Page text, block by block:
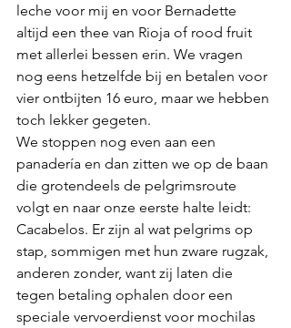
leche voor mij en voor Bernadette
altijd een thee van Rioja of rood fruit
met allerlei bessen erin. We vragen
nog eens hetzelfde bij en betalen voor
vier ontbijten 16 euro, maar we hebben
toch lekker gegeten.
We stoppen nog even aan een
panadería en dan zitten we op de baan
die grotendeels de pelgrimsroute
volgt en naar onze eerste halte leidt:
Cacabelos. Er zijn al wat pelgrims op
stap, sommigen met hun zware rugzak,
anderen zonder, want zij laten die
tegen betaling ophalen door een
speciale vervoerdienst voor mochilas